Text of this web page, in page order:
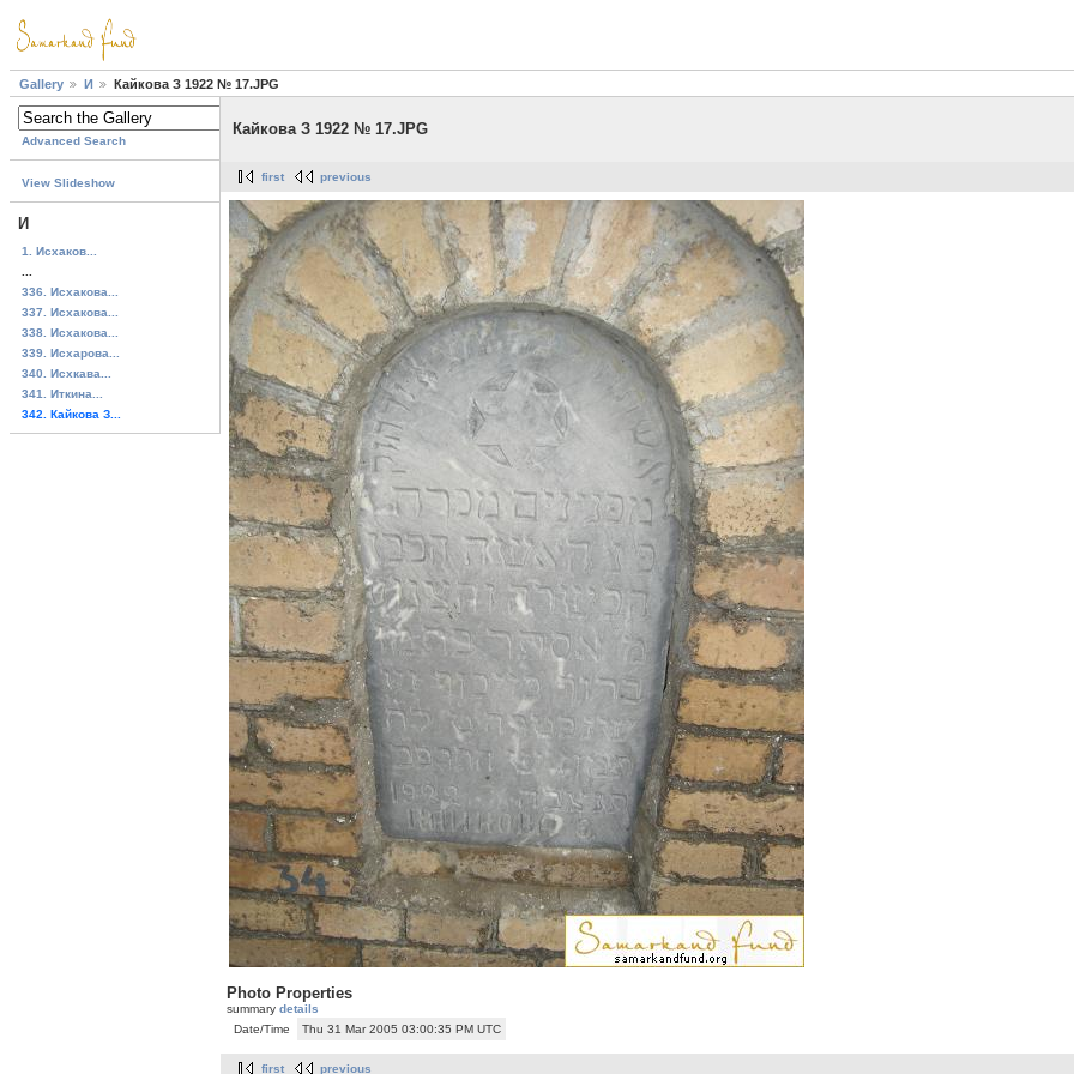
Gallery И Кайкова З 1922 № 17.JPG
Advanced Search
View Slideshow
И
1. Исхаков...
336. Исхакова...
337. Исхакова...
338. Исхакова...
339. Исхарова...
340. Исхкава...
341. Иткина...
342. Кайкова З...
Кайкова З 1922 № 17.JPG
first previous
Photo Properties
summary details
Date/Time
Thu 31 Mar 2005 03:00:35 PM UTC
first previous